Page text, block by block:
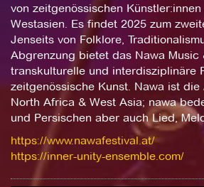
von zeitgenössischen
Westasien. Es findet 2025 zum
Jenseits von Folklore,
Abgrenzung bietet das Nawa Music
transkulturelle und interdisziplinäre
zeitgenössische Kunst. Nawa ist
North Africa & West Asia; nawa
und Persischen aber auch Lied,
https://www.nawafestival.at/
https://inner-unity-ensemble.com/